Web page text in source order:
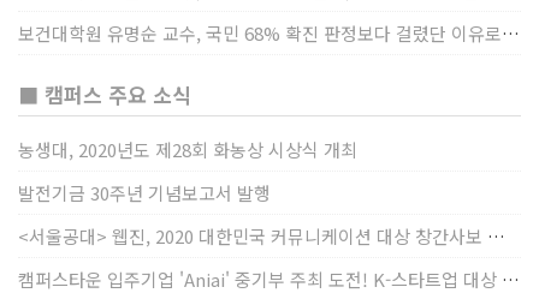
보건대학원 유명순 교수, 국민 68% 확진 판정보다 걸렸단 이유로 비난받는 걸 더 두려해
■ 캠퍼스 주요 소식
농생대, 2020년도 제28회 화농상 시상식 개최
발전기금 30주년 기념보고서 발행
<서울공대> 웹진, 2020 대한민국 커뮤니케이션 대상 창간사보 부문 최우수상 선정
캠퍼스타운 입주기업 'Aniai' 중기부 주최 도전! K-스타트업 대상 수상